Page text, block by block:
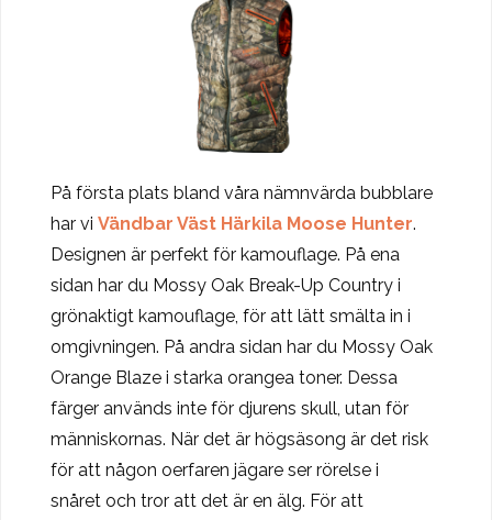
På första plats bland våra nämnvärda bubblare
har vi Vändbar Väst Härkila Moose Hunter.
Designen är perfekt för kamouflage. På ena
sidan har du Mossy Oak Break-Up Country i
grönaktigt kamouflage, för att lätt smälta in i
omgivningen. På andra sidan har du Mossy Oak
Orange Blaze i starka orangea toner. Dessa
färger används inte för djurens skull, utan för
människornas. När det är högsäsong är det risk
för att någon oerfaren jägare ser rörelse i
snåret och tror att det är en älg. För att